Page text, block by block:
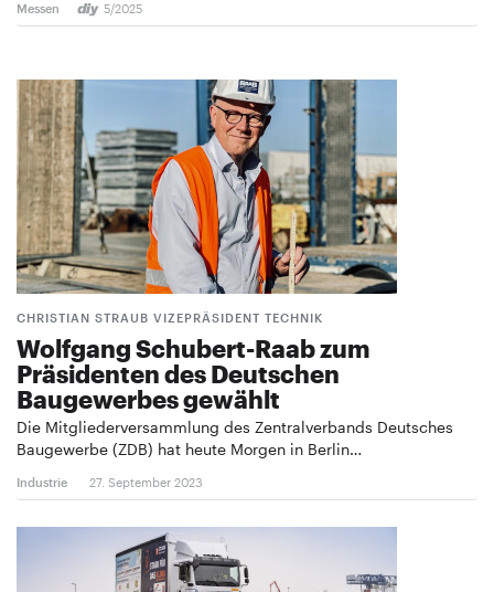
Messen 5/2025
CHRISTIAN STRAUB VIZEPRÄSIDENT TECHNIK
Wolfgang Schubert-Raab zum
Präsidenten des Deutschen
Baugewerbes gewählt
Die Mitgliederversammlung des Zentralverbands Deutsches
Baugewerbe (ZDB) hat heute Morgen in Berlin…
Industrie 27. September 2023